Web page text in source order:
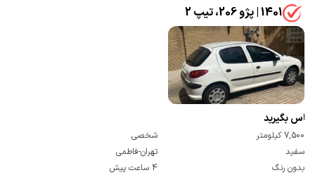
1401 | پژو 206، تیپ 2
تماس بگیرید
7,500 کیلومتر
شخصی
سفید
تهران-فاطمی
بدون رنگ
4 ساعت پیش